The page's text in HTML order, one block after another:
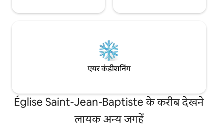
एयर कंडीशनिंग
Église Saint-Jean-Baptiste के करीब देखने
लायक अन्य जगहें